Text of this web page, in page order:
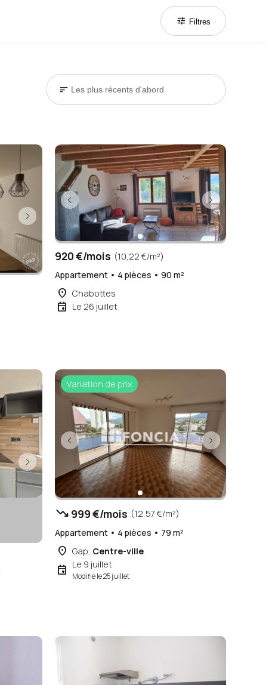
tune Filtres
sort
920 €/mois (10,22 €/m²)
Appartement • 4 pièces • 90 m²
place Chabottes
event Le 26 juillet
Variation de prix
trending_down 999 €/mois (12,57 €/m²)
Appartement • 4 pièces • 79 m²
place Gap, Centre-ville
event Le 9 juillet
Modifié le 25 juillet